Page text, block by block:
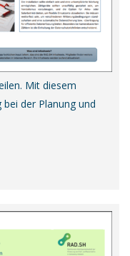
Mit diesem
der Planung und